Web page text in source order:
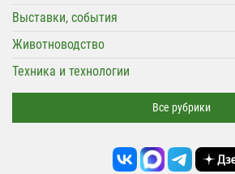
Выставки, события
Животноводство
Техника и технологии
Все рубрики